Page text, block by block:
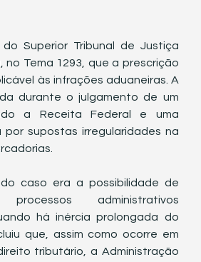
do Superior Tribunal de Justiça
no Tema 1293, que a prescrição
às infrações aduaneiras. A
durante o julgamento de um
a Receita Federal e uma
por supostas irregularidades na
caso era a possibilidade de
administrativos
há inércia prolongada do
que, assim como ocorre em
tributário, a Administração